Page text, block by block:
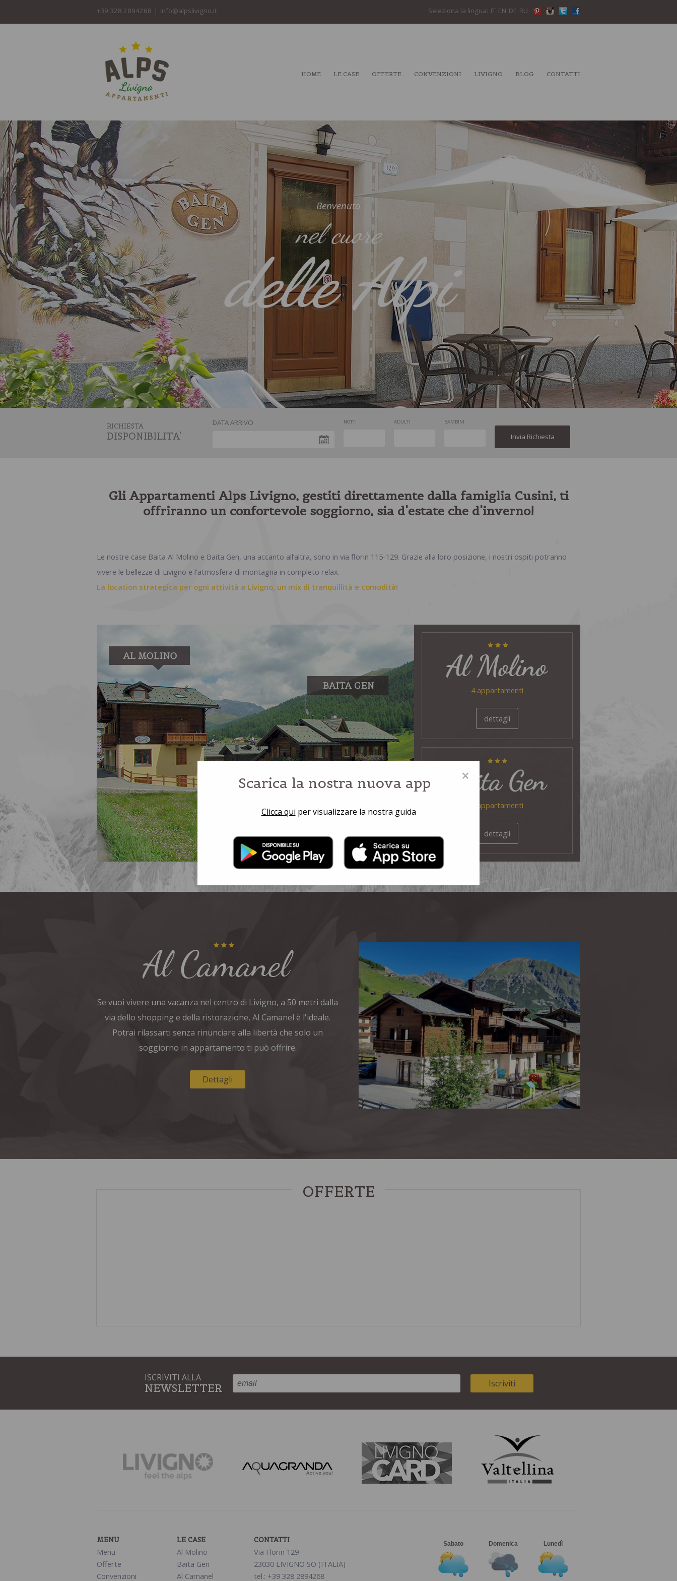
×
Scarica la nostra nuova app
Clicca qui per visualizzare la nostra guida
+39 328 2894268 | info@alpslivigno.it Seleziona la lingua: IT EN DE RU
HOME LE CASE OFFERTE CONVENZIONI LIVIGNO BLOG CONTATTI
Benvenuto
nel cuore
delle Alpi
RICHIESTA
DISPONIBILITA'
DATA ARRIVO NOTTI ADULTI BAMBINI
Invia Richiesta
Gli Appartamenti Alps Livigno, gestiti direttamente dalla famiglia Cusini, ti
offriranno un confortevole soggiorno, sia d'estate che d'inverno!
Le nostre case Baita Al Molino e Baita Gen, una accanto all’altra, sono in via florin 115-129. Grazie alla loro posizione, i nostri ospiti potranno
vivere le bellezze di Livigno e l'atmosfera di montagna in completo relax.
La location strategica per ogni attività a Livigno, un mix di tranquillità e comodità!
4 appartamenti
dettagli
2 appartamenti
dettagli
Se vuoi vivere una vacanza nel centro di Livigno, a 50 metri dalla
via dello shopping e della ristorazione, Al Camanel è l'ideale.
Potrai rilassarti senza rinunciare alla libertà che solo un
soggiorno in appartamento ti può offrire.
Dettagli
OFFERTE
ISCRIVITI ALLA
NEWSLETTER Iscriviti
MENU
Menu
Offerte
Convenzioni
LE CASE
Al Molino
Baita Gen
Al Camanel
CONTATTI
Via Florin 129
23030 LIVIGNO SO (ITALIA)
tel.: +39 328 2894268